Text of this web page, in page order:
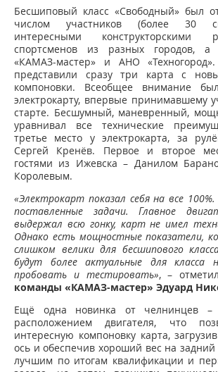
Бесшиповый класс «Свободный» был
числом участников (более 30
интересными
спортсменов из разных городов, а
«КАМАЗ-мастер» и АНО
представили сразу три карта с
компоновки. Всеобщее внимание
электрокарту, впервые принимавшему
старте. Бесшумный, маневренный,
уравнивал все технические
третье место у электрокарта, за
Сергей Кренёв. Первое и второе
гостями из Ижевска – Данилом
Королевым.
«Электрокарт показал себя на все
поставленные задачи. Главное
выдержал всю гонку, карт не имел
Однако есть мощностные показатели,
слишком велики для бесшипового
будут более актуальные для класса
пробовать и тестировать», –
команды «КАМАЗ-мастер» Эдуард
Ещё одна новинка от челнинцев –
расположением двигателя, что
интересную компоновку карта,
ось и обеспечив хороший вес на задний
лучшим по итогам квалификации и